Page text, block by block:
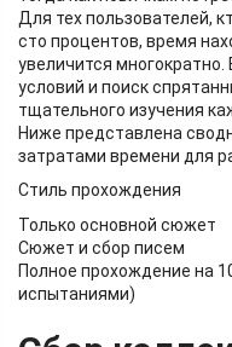
Для тех пользователей,
сто процентов, время
увеличится
условий и поиск
тщательного изучения
Ниже представлена
затратами времени для
Стиль прохождения
Только основной сюжет
Сюжет и сбор писем
Полное прохождение на
испытаниями)